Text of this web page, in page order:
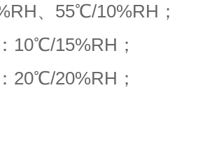
、55℃/10%RH；
10℃/15%RH；
20℃/20%RH；